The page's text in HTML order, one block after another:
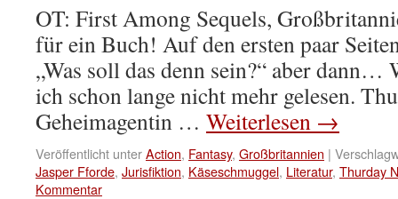
OT: First Among Sequels,
für ein Buch! Auf den ersten paar
„Was soll das denn sein?“ aber dann…
ich schon lange nicht mehr gelesen.
Geheimagentin … Weiterlesen →
Veröffentlicht unterAction, Fantasy, Großbritannien |
Jasper Fforde, Jurisfiktion, Käseschmuggel, Literatur, Thurday
Kommentar